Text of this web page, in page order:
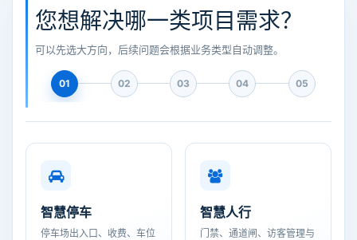
您想解决哪一类项目需求？
可以先选大方向，后续问题会根据业务类型自动调整。
01 02 03 04 05
智慧停车
停车场出入口、收费、车位
智慧人行
门禁、通道闸、访客管理与